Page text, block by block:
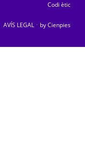
Codi ètic
AVÍS LEGAL · by Cienpies